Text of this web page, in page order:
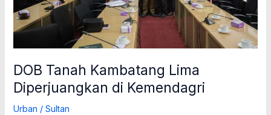
DOB Tanah Kambatang Lima
Diperjuangkan di Kemendagri
Urban / Sultan